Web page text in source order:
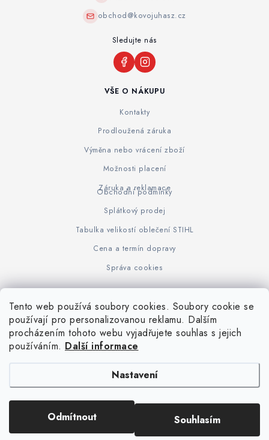
Tento web používá soubory cookies. Soubory cookie se
používají pro personalizovanou reklamu. Dalším
procházením tohoto webu vyjadřujete souhlas s jejich
používáním. Další informace
Nastavení
Odmítnout Souhlasím
VŠE O NÁKUPU
Kontakty
Prodloužená záruka
Výměna nebo vrácení zboží
Možnosti placení
Záruka a reklamace
Obchodní podmínky
Splátkový prodej
Tabulka velikostí oblečení STIHL
Cena a termín dopravy
Správa cookies
obchod@kovojuhasz.cz
Sledujte nás
www.KOVOJUHASZ.cz Výrobce STIHL STIHL Timbersport
Vytvořil Shoptet
iPloty.cz - PLETIVA A NÁŘADÍ. Všechna práva vyhrazena.
Upravit nastavení cookies